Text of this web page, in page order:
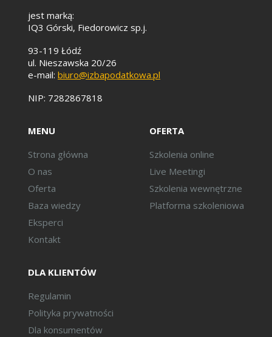
aktywów trwałych.
Wycena i prezentacja środków
trwałych w bilansie:
Wycena bilansowa.
Informacje uzupełniające w
Podatek odroczony:
odroczonego na rzeczowych
Część praktyczna – zadania.
jest marką:
IQ3 Górski, Fiedorowicz sp.j.
93-119 Łódź
ul. Nieszawska 20/26
e-mail: biuro@izbapodatkowa.pl
NIP: 7282867818
MENU
Strona główna
O nas
Oferta
Baza wiedzy
Eksperci
Kontakt
OFERTA
Szkolenia online
Live Meetingi
Szkolenia wewnętrzne
Platforma szkoleniowa
DLA KLIENTÓW
Regulamin
Polityka prywatności
Dla konsumentów